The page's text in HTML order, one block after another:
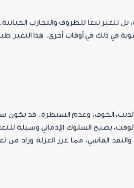
تتغير تبعًا للظروف والتجارب
في ذلك في أوقات أخرى. هذا التغير
الخوف، وعدم السيطرة. قد يكون
يصبح السلوك الإدماني وسيلة
القاسي، مما عزز العزلة وزاد من